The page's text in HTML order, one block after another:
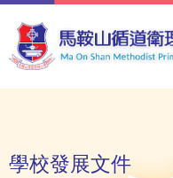
移至主內容
學校發展文件